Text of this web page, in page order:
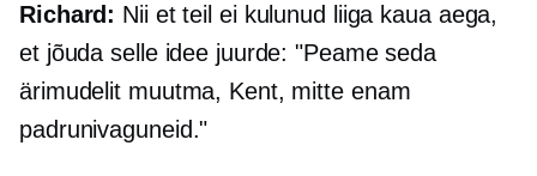
Richard: Nii et teil ei kulunud liiga kaua aega,
et jõuda selle idee juurde: "Peame seda
ärimudelit muutma, Kent, mitte enam
padrunivaguneid."